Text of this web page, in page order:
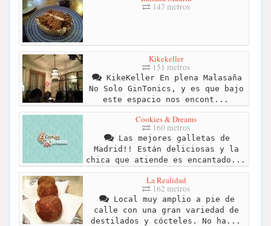
147 metros
Kikekeller
151 metros
KikeKeller En plena Malasaña
No Solo GinTonics, y es que bajo
este espacio nos encont...
Cookies & Dreams
160 metros
Las mejores galletas de
Madrid!! Están deliciosas y la
chica que atiende es encantado...
La Realidad
162 metros
Local muy amplio a pie de
calle con una gran variedad de
destilados y cócteles. No ha...